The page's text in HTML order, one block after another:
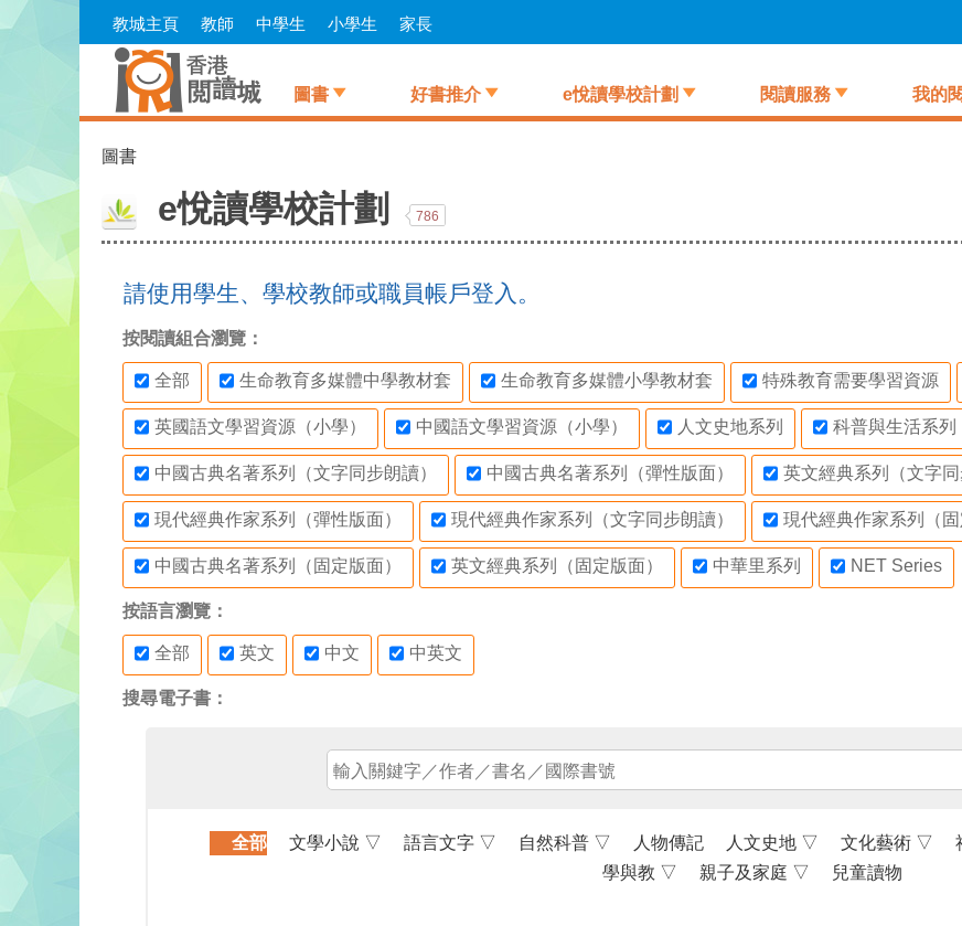
Skip
to
教城主頁 教師 中學生 小學生 家長
圖書 好書推介 e悅讀學校計劃 閱讀服務 我的
圖書
e悅讀學校計劃 786
請使用學生、學校教師或職員帳戶登入。
按閱讀組合瀏覽：
全部 生命教育多媒體中學教材套 生命教育多媒體小學教材套 特殊教育需要學習資源
英國語文學習資源（小學） 中國語文學習資源（小學） 人文史地系列 科普與生活系列
中國古典名著系列（文字同步朗讀） 中國古典名著系列（彈性版面） 英文經典系列（文字同
現代經典作家系列（彈性版面） 現代經典作家系列（文字同步朗讀） 現代經典作家系列（固
中國古典名著系列（固定版面） 英文經典系列（固定版面） 中華里系列 NET Series
按語言瀏覽：
全部 英文 中文 中英文
搜尋電子書：
全部 文學小說 ▽ 語言文字 ▽ 自然科普 ▽ 人物傳記 人文史地 ▽ 文化藝術 ▽
學與教 ▽ 親子及家庭 ▽ 兒童讀物